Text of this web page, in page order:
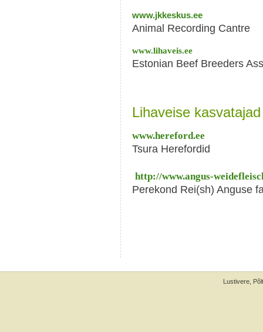
www.jkkeskus.ee
Animal Recording Cantre
www.lihaveis.ee
Estonian Beef Breeders
Lihaveise
www.hereford.ee
Tsura Herefordid
http://www.angus-
Perekond Rei(sh) Anguse
Lustivere,